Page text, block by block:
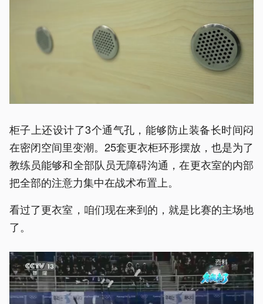
柜子上还设计了3个通气孔，能够防止装备长时间闷
在密闭空间里变潮。25套更衣柜环形摆放，也是为了
教练员能够和全部队员无障碍沟通，在更衣室的内部
把全部的注意力集中在战术布置上。
看过了更衣室，咱们现在来到的，就是比赛的主场地
了。